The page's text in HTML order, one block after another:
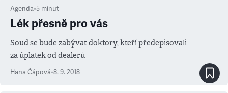
Agenda•5 minut
Lék přesně pro vás
Soud se bude zabývat doktory, kteří předepisovali
za úplatek od dealerů
Hana Čápová•8. 9. 2018